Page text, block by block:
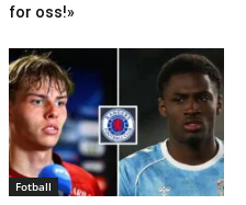
for oss!»
Fotball